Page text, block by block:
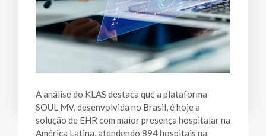
A análise do KLAS destaca que a plataforma
SOUL MV, desenvolvida no Brasil, é hoje a
solução de EHR com maior presença hospitalar na
América Latina, atendendo 894 hospitais na